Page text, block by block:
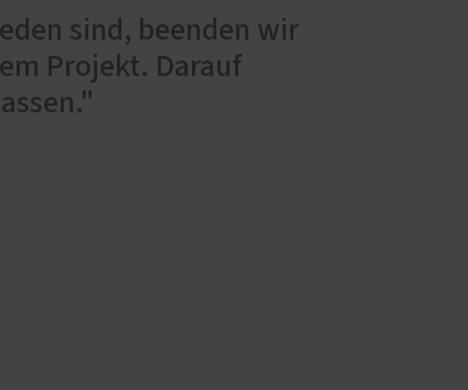
sind, beenden wir
Projekt. Darauf